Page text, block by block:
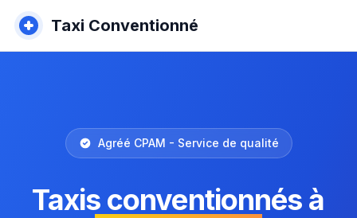
Taxi Conventionné
Agréé CPAM - Service de qualité
Taxis conventionnés à